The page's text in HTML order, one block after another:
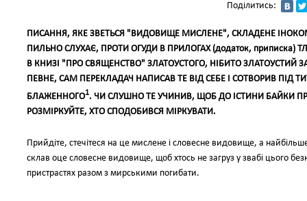
Поділитись:
ПИСАННЯ, ЯКЕ ЗВЕТЬСЯ "ВИДОВИЩЕ МИСЛЕНЕ", СКЛАДЕНЕ
ПИЛЬНО СЛУХАЄ, ПРОТИ ОГУДИ В ПРИЛОГАХ (додаток,
В КНИЗІ "ПРО СВЯЩЕНСТВО" ЗЛАТОУСТОГО, НІБИТО ЗЛАТОУСТИЙ
ПЕВНЕ, САМ ПЕРЕКЛАДАЧ НАПИСАВ ТЕ ВІД СЕБЕ І СОТВОРИВ ПІД
БЛАЖЕННОГО1. ЧИ СЛУШНО ТЕ УЧИНИВ, ЩОБ ДО ІСТИНИ БАЙКИ
РОЗМІРКУЙТЕ, ХТО СПОДОБИВСЯ МІРКУВАТИ.
Прийдіте, стечітеся на це мислене і словесне видовище, а
склав оце словесне видовище, щоб хтось не загруз у звабі цього
пристрастях разом з мирськими погибати.